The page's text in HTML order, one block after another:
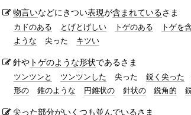
物言いなどにきつい表現が含まれているさま
カドのある とげとげしい トゲのある トゲを
ような
尖った キツい
針やトゲのような形状であるさま
ツンツンと ツンツンした 尖った 鋭く尖った
形の
錐のような 円錐状の 針状の 鋭角的
尖った部分がいくつも並んでいるさま